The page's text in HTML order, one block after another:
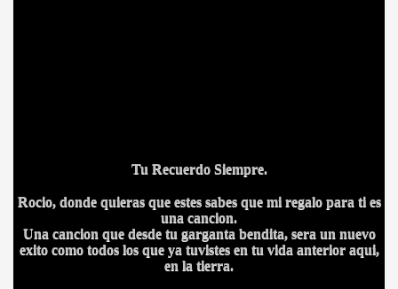
Tu Recuerdo Siempre.
Rocio, donde quieras que estes sabes que mi regalo para ti es
una cancion.
Una cancion que desde tu garganta bendita, sera un nuevo
exito como todos los que ya tuvistes en tu vida anterior aqui,
en la tierra.